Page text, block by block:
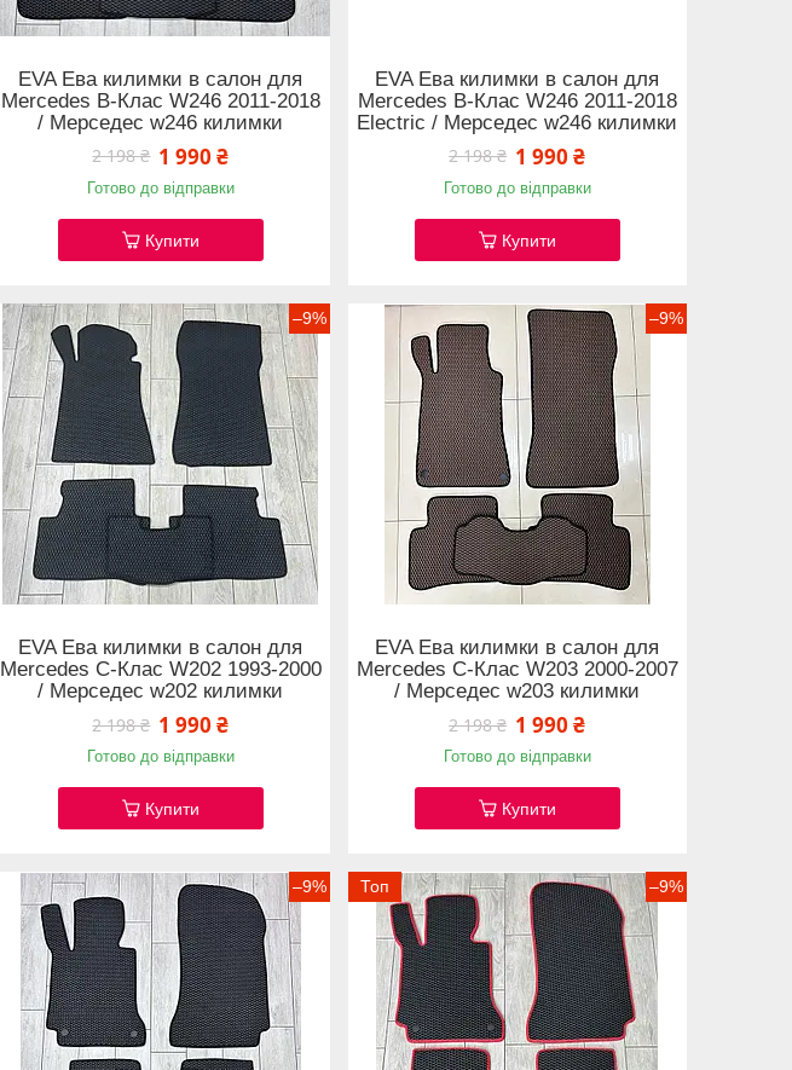
EVA Ева килимки в салон для
Mercedes B-Клас W246 2011-2018
/ Мерседес w246 килимки
2 198 ₴ 1 990 ₴
Готово до відправки
Купити
EVA Ева килимки в салон для
Mercedes B-Клас W246 2011-2018
Electric / Мерседес w246 килимки
2 198 ₴ 1 990 ₴
Готово до відправки
Купити
–9%
EVA Ева килимки в салон для
Mercedes C-Клас W202 1993-2000
/ Мерседес w202 килимки
2 198 ₴ 1 990 ₴
Готово до відправки
Купити
–9%
EVA Ева килимки в салон для
Mercedes C-Клас W203 2000-2007
/ Мерседес w203 килимки
2 198 ₴ 1 990 ₴
Готово до відправки
Купити
–9% Топ –9%